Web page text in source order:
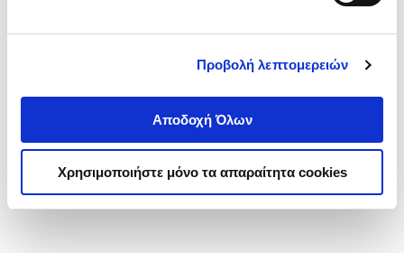
Προβολή λεπτομερειών
Αποδοχή Όλων
Χρησιμοποιήστε μόνο τα απαραίτητα cookies